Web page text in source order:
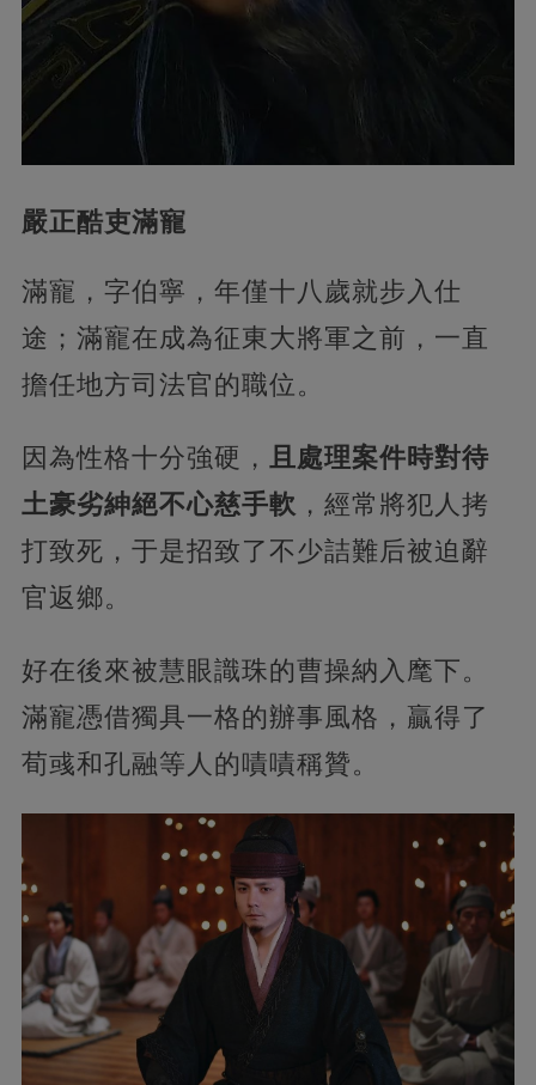
嚴正酷吏滿寵
滿寵，字伯寧，年僅十八歲就步入仕
途；滿寵在成為征東大將軍之前，一直
擔任地方司法官的職位。
因為性格十分強硬， 且處理案件時對待
土豪劣紳絕不心慈手軟 ，經常將犯人拷
打致死，于是招致了不少詰難后被迫辭
官返鄉。
好在後來被慧眼識珠的曹操納入麾下。
滿寵憑借獨具一格的辦事風格，贏得了
荀彧和孔融等人的嘖嘖稱贊。